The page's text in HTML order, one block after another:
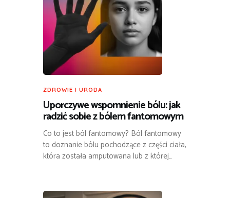
ZDROWIE I URODA
Uporczywe wspomnienie bólu: jak
radzić sobie z bólem fantomowym
Co to jest ból fantomowy? Ból fantomowy
to doznanie bólu pochodzące z części ciała,
która została amputowana lub z której…